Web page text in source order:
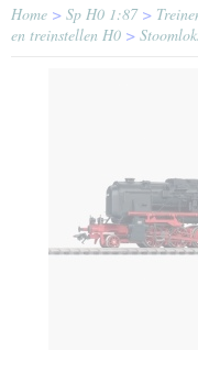
Home > Sp H0 1:87>
en treinstellen H0 >